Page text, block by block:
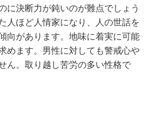
に決断力が鈍いのが難点でしょう
人ほど人情家になり、人の世話を
向があります。地味に着実に可能
めます。男性に対しても警戒心や
ん。取り越し苦労の多い性格で